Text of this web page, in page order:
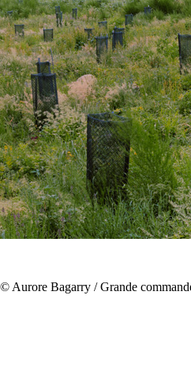
Aurore Bagarry / Grande